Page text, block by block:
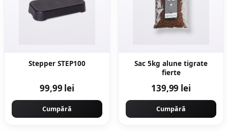
Stepper STEP100
99,99 lei
Cumpără
Sac 5kg alune tigrate
fierte
139,99 lei
Cumpără